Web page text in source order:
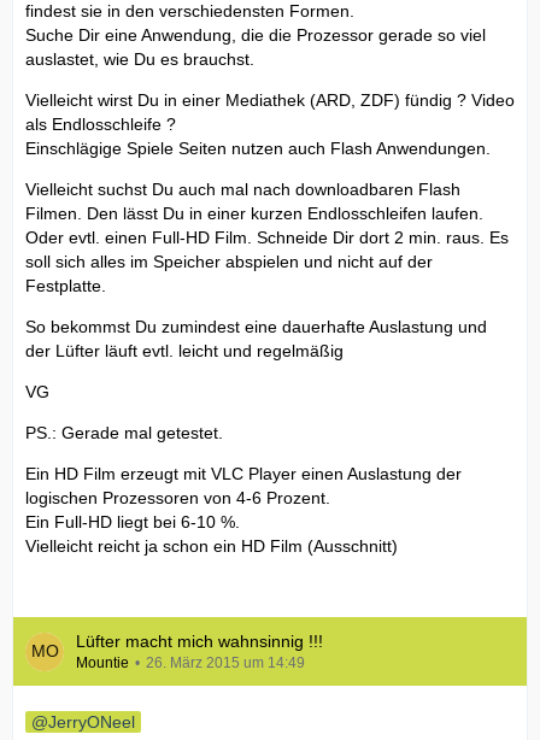
findest sie in den verschiedensten Formen.
Suche Dir eine Anwendung, die die Prozessor gerade so viel
auslastet, wie Du es brauchst.
Vielleicht wirst Du in einer Mediathek (ARD, ZDF) fündig ? Video
als Endlosschleife ?
Einschlägige Spiele Seiten nutzen auch Flash Anwendungen.
Vielleicht suchst Du auch mal nach downloadbaren Flash
Filmen. Den lässt Du in einer kurzen Endlosschleifen laufen.
Oder evtl. einen Full-HD Film. Schneide Dir dort 2 min. raus. Es
soll sich alles im Speicher abspielen und nicht auf der
Festplatte.
So bekommst Du zumindest eine dauerhafte Auslastung und
der Lüfter läuft evtl. leicht und regelmäßig
VG
PS.: Gerade mal getestet.
Ein HD Film erzeugt mit VLC Player einen Auslastung der
logischen Prozessoren von 4-6 Prozent.
Ein Full-HD liegt bei 6-10 %.
Vielleicht reicht ja schon ein HD Film (Ausschnitt)
Lüfter macht mich wahnsinnig !!!
Mountie 26. März 2015 um 14:49
JerryONeel